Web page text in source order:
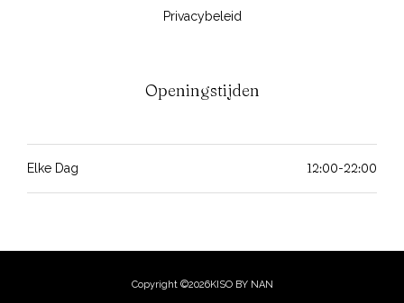
Privacybeleid
Openingstijden
Elke Dag 12:00-22:00
Copyright ©2026KISO BY NAN